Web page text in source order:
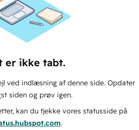
er ikke tabt.
ved indlæsning af denne side. Opdater
siden og prøv igen.
kan du tjekke vores statusside på
.